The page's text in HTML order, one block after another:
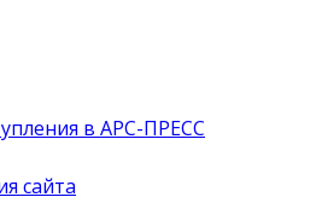
в АРС-ПРЕСС
сайта